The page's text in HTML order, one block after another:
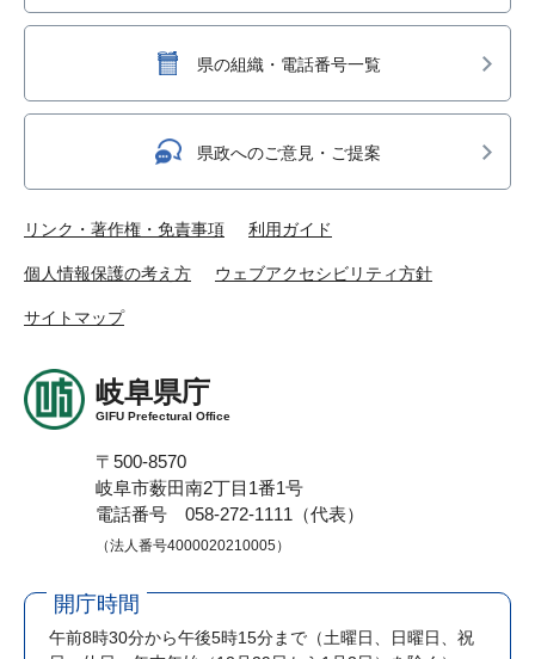
県の組織・電話番号一覧
県政へのご意見・ご提案
リンク・著作権・免責事項 利用ガイド
個人情報保護の考え方 ウェブアクセシビリティ方針
サイトマップ
岐阜県庁
GIFU Prefectural Office
〒500-8570
岐阜市薮田南2丁目1番1号
電話番号 058-272-1111（代表）
（法人番号4000020210005）
開庁時間
午前8時30分から午後5時15分まで （土曜日、日曜日、祝